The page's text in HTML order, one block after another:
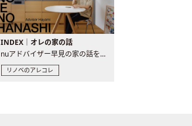
INDEX｜オレの家の話
nuアドバイザー早見の家の話を、全4話でお届け。リノベーションを..
リノベのアレコレ